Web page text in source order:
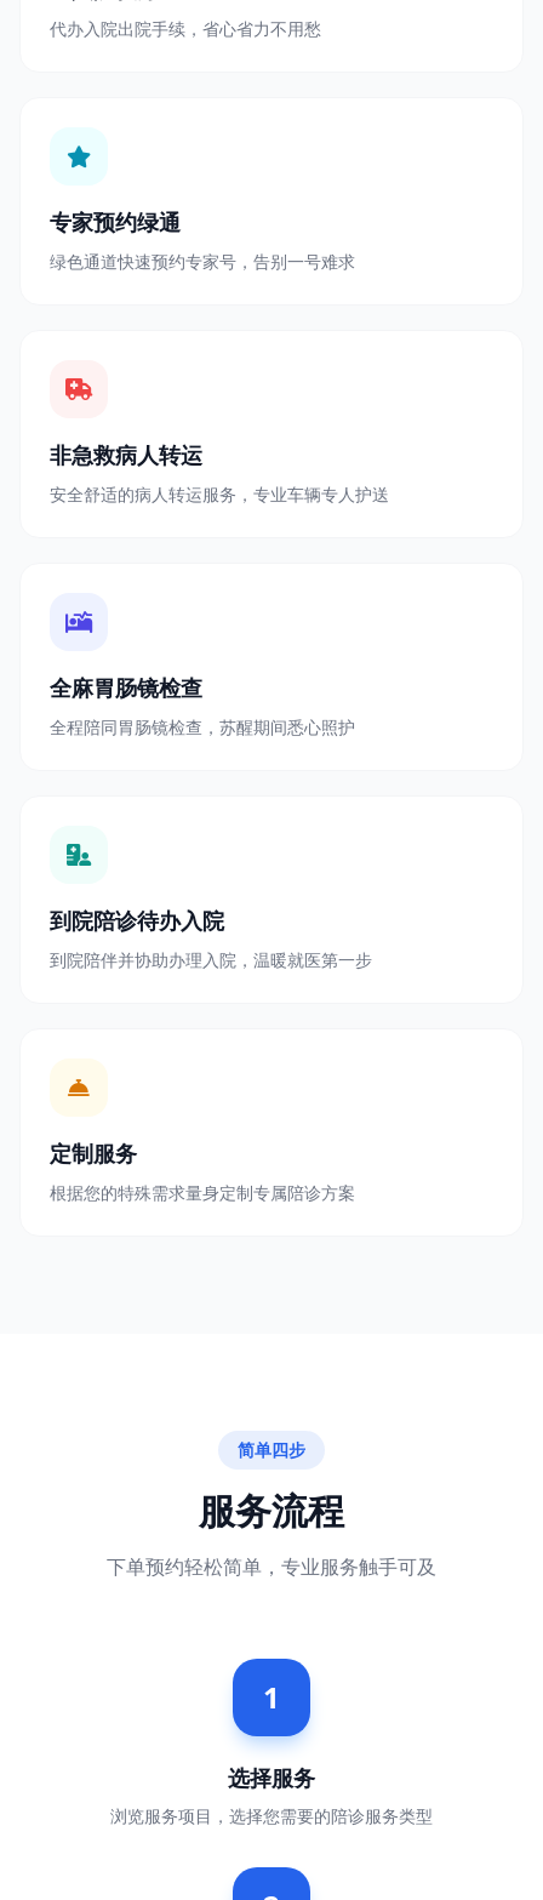
代办入院出院手续，省心省力不用愁
专家预约绿通
绿色通道快速预约专家号，告别一号难求
非急救病人转运
安全舒适的病人转运服务，专业车辆专人护送
全麻胃肠镜检查
全程陪同胃肠镜检查，苏醒期间悉心照护
到院陪诊待办入院
到院陪伴并协助办理入院，温暖就医第一步
定制服务
根据您的特殊需求量身定制专属陪诊方案
简单四步
服务流程
下单预约轻松简单，专业服务触手可及
1
选择服务
浏览服务项目，选择您需要的陪诊服务类型